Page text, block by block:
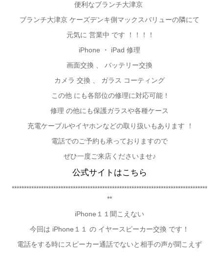
便利なブランチ大津京
ブランチ大津京 ケーズデンキ側マックスバリューの隣にて
元気に 営業中 です ！！！！
iPhone
・ iPad 修理
画面交換 、 バッテリー交換
カメラ 交換 、 ガラス コーティング
この他 にも各部位の修理に対応可能！
修理 の他にも保護ガラスや各種ケース
充電ケーブルやイヤホンなどの取り扱いもあります ！
電話でのご予約も承っておりますので
ぜひ一度ご来店くださいませ♪
公式サイトはこちら
********************************************************************************
**
iPhone１１聞こえない
今回は iPhone１１ の イヤースピーカー交換 です！
電話をする時にスピーカー通話でないと相手の声が聞こえず